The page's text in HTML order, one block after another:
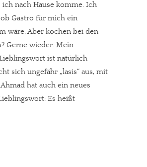
ich nach Hause komme. Ich
Gastro für mich ein
wäre. Aber kochen bei den
Gerne wieder. Mein
ist natürlich
sich ungefähr „lasis“ aus, mit
hat auch ein neues
Es heißt